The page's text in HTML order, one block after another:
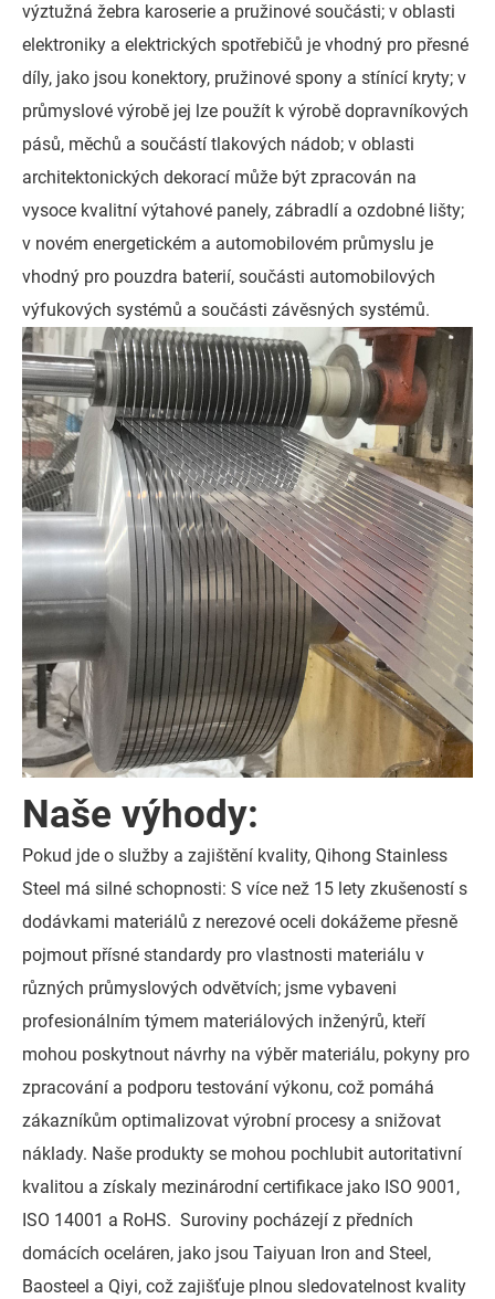
výztužná žebra karoserie a pružinové součásti; v oblasti
elektroniky a elektrických spotřebičů je vhodný pro přesné
díly, jako jsou konektory, pružinové spony a stínící kryty; v
průmyslové výrobě jej lze použít k výrobě dopravníkových
pásů, měchů a součástí tlakových nádob; v oblasti
architektonických dekorací může být zpracován na
vysoce kvalitní výtahové panely, zábradlí a ozdobné lišty;
v novém energetickém a automobilovém průmyslu je
vhodný pro pouzdra baterií, součásti automobilových
výfukových systémů a součásti závěsných systémů.
Naše výhody:
Pokud jde o služby a zajištění kvality, Qihong Stainless
Steel má silné schopnosti: S více než 15 lety zkušeností s
dodávkami materiálů z nerezové oceli dokážeme přesně
pojmout přísné standardy pro vlastnosti materiálu v
různých průmyslových odvětvích; jsme vybaveni
profesionálním týmem materiálových inženýrů, kteří
mohou poskytnout návrhy na výběr materiálu, pokyny pro
zpracování a podporu testování výkonu, což pomáhá
zákazníkům optimalizovat výrobní procesy a snižovat
náklady. Naše produkty se mohou pochlubit autoritativní
kvalitou a získaly mezinárodní certifikace jako ISO 9001,
ISO 14001 a RoHS. Suroviny pocházejí z předních
domácích oceláren, jako jsou Taiyuan Iron and Steel,
Baosteel a Qiyi, což zajišťuje plnou sledovatelnost kvality